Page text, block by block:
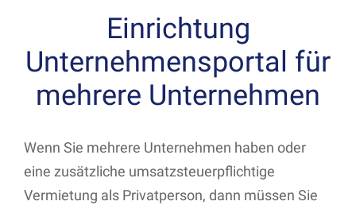
Einrichtung
Unternehmensportal für
mehrere Unternehmen
Wenn Sie mehrere Unternehmen haben oder
eine zusätzliche umsatzsteuerpflichtige
Vermietung als Privatperson, dann müssen Sie